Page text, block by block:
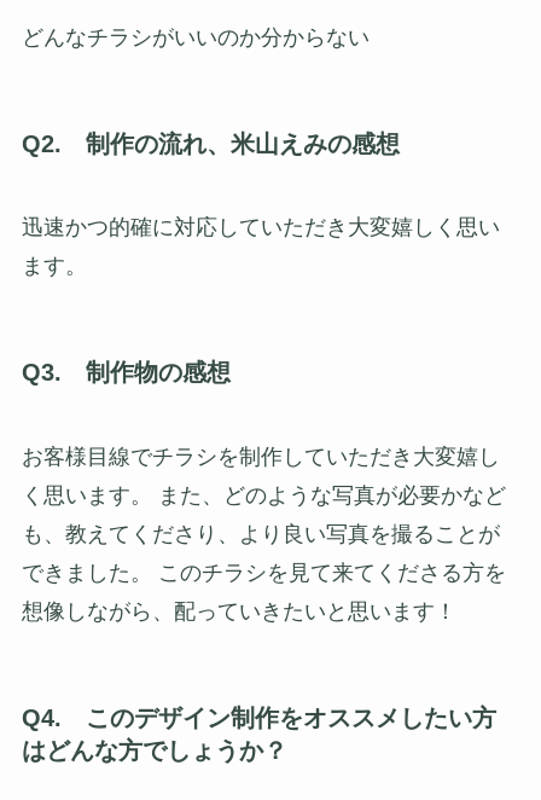
どんなチラシがいいのか分からない
Q2. 制作の流れ、米山えみの感想
迅速かつ的確に対応していただき大変嬉しく思い
ます。
Q3. 制作物の感想
お客様目線でチラシを制作していただき大変嬉し
く思います。 また、どのような写真が必要かなど
も、教えてくださり、より良い写真を撮ることが
できました。 このチラシを見て来てくださる方を
想像しながら、配っていきたいと思います！
Q4. このデザイン制作をオススメしたい方
はどんな方でしょうか？